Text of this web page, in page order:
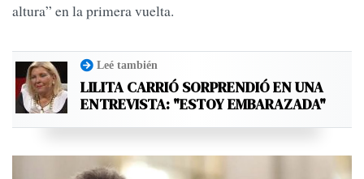
altura” en la primera vuelta.
Leé también
LILITA CARRIÓ SORPRENDIÓ EN UNA
ENTREVISTA: "ESTOY EMBARAZADA"